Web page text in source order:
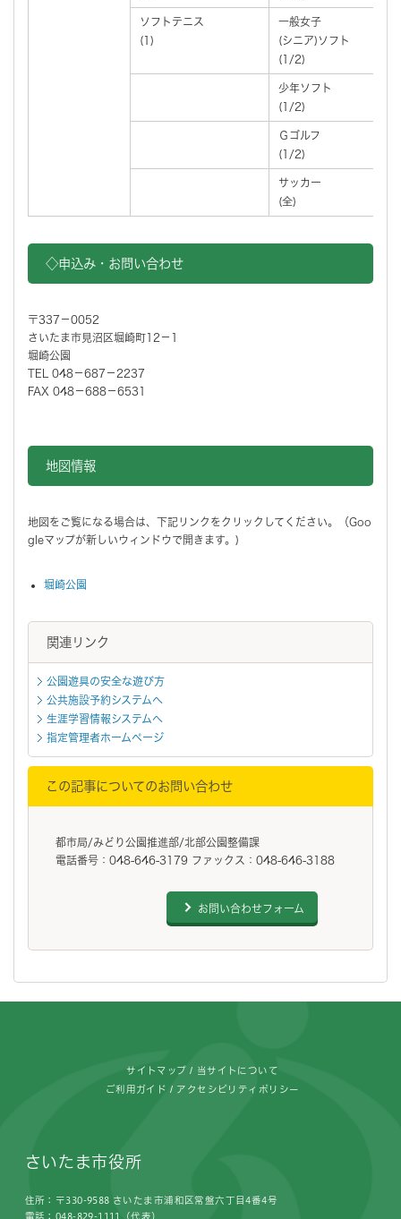
ソフトテニス
(1)
一般女子
(シニア)ソフト
(1/2)
少年ソフト
(1/2)
Ｇゴルフ
(1/2)
サッカー
(全)
◇申込み・お問い合わせ
〒337－0052
さいたま市見沼区堀崎町12－1
堀崎公園
TEL 048－687－2237
FAX 048－688－6531
地図情報
地図をご覧になる場合は、下記リンクをクリックしてください。（Goo
gleマップが新しいウィンドウで開きます。)
堀崎公園
関連リンク
公園遊具の安全な遊び方
公共施設予約システムへ
生涯学習情報システムへ
指定管理者ホームページ
この記事についてのお問い合わせ
都市局/みどり公園推進部/北部公園整備課
電話番号：048-646-3179 ファックス：048-646-3188
お問い合わせフォーム
サイトマップ 当サイトについて
ご利用ガイド アクセシビリティポリシー
さいたま市役所
住所：〒330-9588 さいたま市浦和区常盤六丁目4番4号
電話：048-829-1111（代表）